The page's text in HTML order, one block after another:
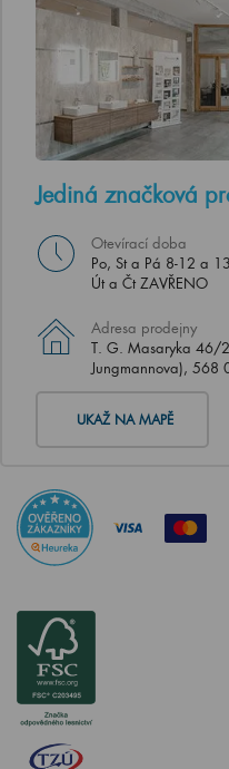
Jediná značková
Otevírací doba
Po, St a Pá 8-12 a
Út a Čt ZAVŘENO
Adresa prodejny
T. G. Masaryka 46/
Jungmannova), 568
UKAŽ NA MAPĚ